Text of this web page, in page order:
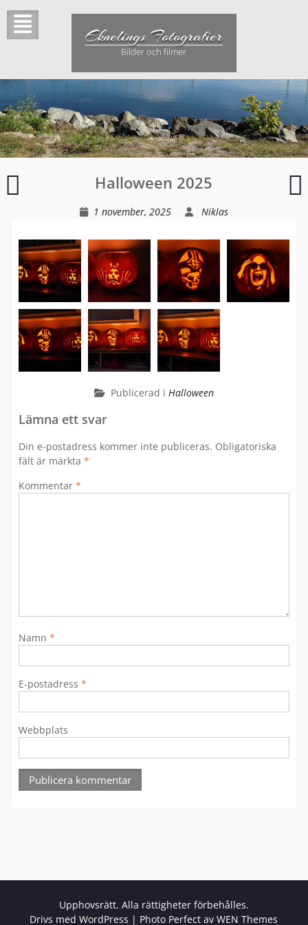
innehåll
Eknelings Fotografier
Bilder och filmer
Halloween 2025
1 november, 2025 Niklas
Publicerad i Halloween
Lämna ett svar
Din e-postadress kommer inte publiceras. Obligatoriska
fält är märkta *
Kommentar *
Namn *
E-postadress *
Webbplats
Upphovsrätt. Alla rättigheter förbehålles.
Drivs med WordPress | Photo Perfect avWEN Themes